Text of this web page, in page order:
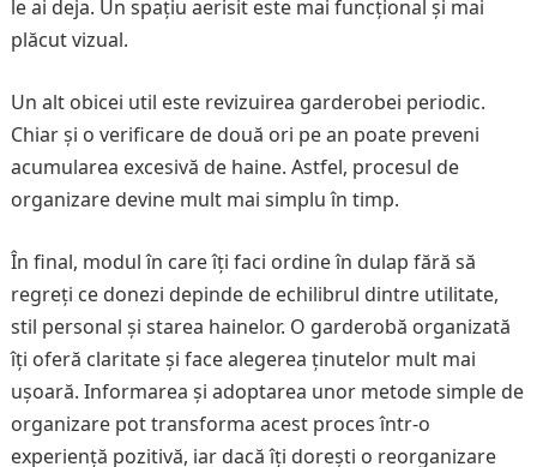
le ai deja. Un spațiu aerisit este mai funcțional și mai
plăcut vizual.
Un alt obicei util este revizuirea garderobei periodic.
Chiar și o verificare de două ori pe an poate preveni
acumularea excesivă de haine. Astfel, procesul de
organizare devine mult mai simplu în timp.
În final, modul în care îți faci ordine în dulap fără să
regreți ce donezi depinde de echilibrul dintre utilitate,
stil personal și starea hainelor. O garderobă organizată
îți oferă claritate și face alegerea ținutelor mult mai
ușoară. Informarea și adoptarea unor metode simple de
organizare pot transforma acest proces într-o
experiență pozitivă, iar dacă îți dorești o reorganizare